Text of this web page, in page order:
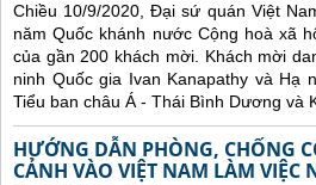
Chiều 10/9/2020, Đại sứ quán Việt
năm Quốc khánh nước Cộng hoà xã
của gần 200 khách mời. Khách mời
ninh Quốc gia Ivan Kanapathy và Hạ
Tiểu ban châu Á - Thái Bình Dương và
HƯỚNG DẪN PHÒNG, CHỐNG
CẢNH VÀO VIỆT NAM LÀM VIỆC